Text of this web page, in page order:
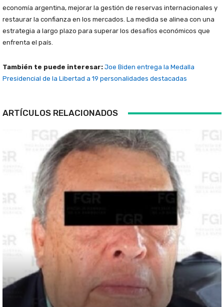
economía argentina, mejorar la gestión de reservas internacionales y
restaurar la confianza en los mercados. La medida se alinea con una
estrategia a largo plazo para superar los desafíos económicos que
enfrenta el país.
También te puede interesar: Joe Biden entrega la Medalla
Presidencial de la Libertad a 19 personalidades destacadas
ARTÍCULOS RELACIONADOS